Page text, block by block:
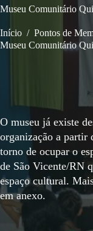
Museu Comunitário
Início / Pontos de
Museu Comunitário
O museu já existe
organização a partir
torno de ocupar o
de São Vicente/RN
espaço cultural.
em anexo.